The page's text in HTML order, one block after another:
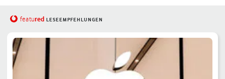
featured LESEEMPFEHLUNGEN